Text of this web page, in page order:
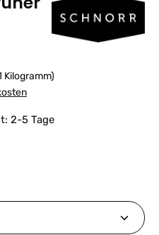
Kilogramm)
2-5 Tage
Wert ein